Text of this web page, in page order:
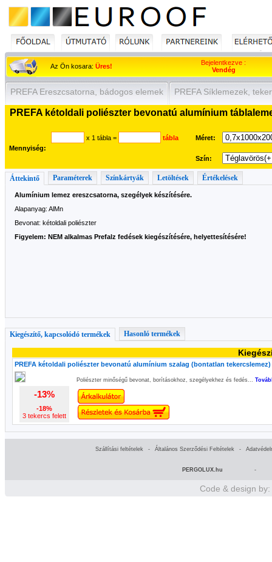
Az Ön kosara: Üres!
Bejelentkezve :
Vendég
PREFA Ereszcsatorna, bádogos elemek PREFA Síklemezek,
PREFA kétoldali poliészter bevonatú alumínium
Mennyiség:
x 1 tábla = tábla Méret:
Szín:
Áttekintő Paraméterek Színkártyák Letöltések Értékelések
Alumínium lemez ereszcsatorna, szegélyek készítésére.
Alapanyag: AlMn
Bevonat: kétoldali poliészter
Figyelem: NEM alkalmas Prefalz fedések kiegészítésére, helyettesítésére!
Kiegészítő, kapcsolódó termékek Hasonló termékek
PREFA kétoldali poliészter bevonatú alumínium szalag (bontatlan
Poliészter minőségű bevonat, borításokhoz, szegélyekhez és fedés...
-13%
-18%
3 tekercs felett
Szállítási feltételek - Általános Szerződési Feltételek -
PERGOLUX.hu -
Code & design by: